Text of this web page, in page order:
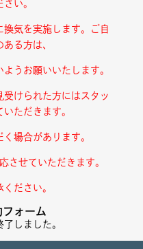
い。
気を実施します。ご自
る方は、
うお願いいたします。
けられた方にはスタッ
ただきます。
場合があります。
させていただきます。
ださい。
ォーム
しました。